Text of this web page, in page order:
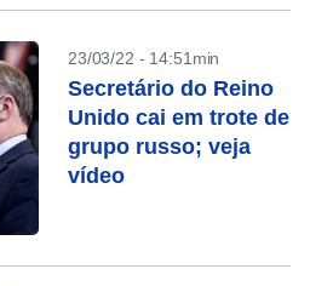
23/03/22 - 14:51min
Secretário do Reino
Unido cai em trote de
grupo russo; veja
vídeo